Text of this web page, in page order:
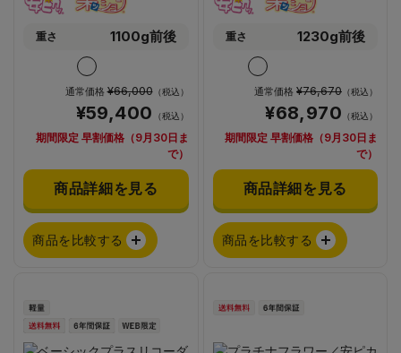
重さ 1100g前後
通常価格¥66,000（税込）
¥59,400 （税込）
期間限定 早割価格（9月30日ま
で）
商品詳細を見る
商品を比較する
重さ 1230g前後
通常価格 ¥76,670 （税込）
¥68,970 （税込）
期間限定 早割価格（9月30日ま
で）
商品詳細を見る
商品を比較する